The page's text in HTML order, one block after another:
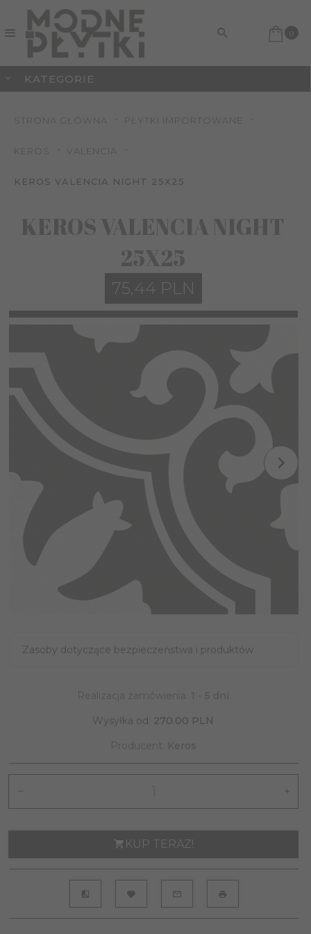
0
KATEGORIE
STRONA GŁÓWNA PŁYTKI IMPORTOWANE
KEROS VALENCIA
KEROS VALENCIA NIGHT 25X25
KEROS VALENCIA NIGHT
25X25
75,44 PLN
Zasoby dotyczące bezpieczeństwa i produktów
Realizacja zamówienia: 1 - 5 dni
Wysyłka od: 270.00 PLN
Producent:
Keros
KUP TERAZ!